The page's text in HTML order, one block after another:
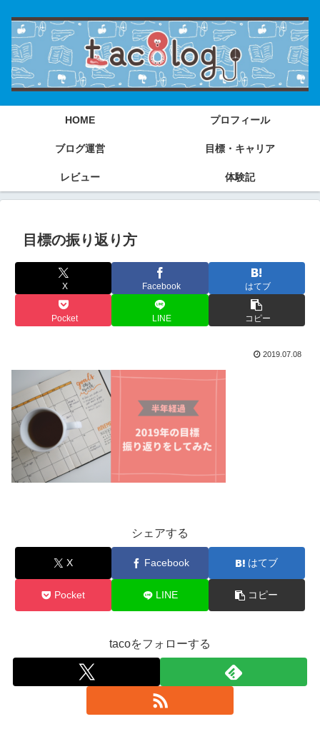
HOME プロフィール
ブログ運営 目標・キャリア
レビュー 体験記
目標の振り返り方
X Facebook はてブ
Pocket LINE コピー
2019.07.08
シェアする
X Facebook はてブ
Pocket LINE コピー
tacoをフォローする